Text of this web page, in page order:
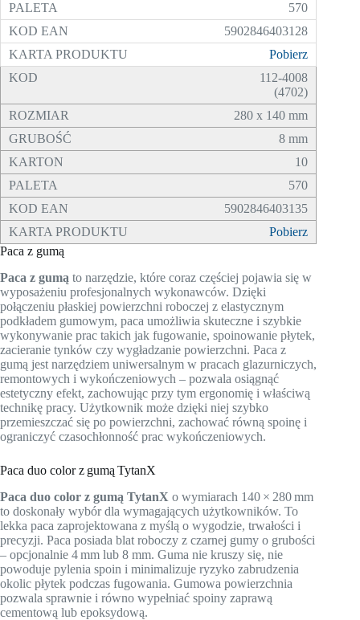
570
5902846403128
Pobierz
112-4008
(4702)
280 x 140 mm
8 mm
10
570
5902846403135
Pobierz
Paca z gumą
Paca z gumą to narzędzie, które coraz częściej pojawia się w
wyposażeniu profesjonalnych wykonawców. Dzięki
połączeniu płaskiej powierzchni roboczej z elastycznym
podkładem gumowym, paca umożliwia skuteczne i szybkie
wykonywanie prac takich jak fugowanie, spoinowanie płytek,
zacieranie tynków czy wygładzanie powierzchni. Paca z
gumą jest narzędziem uniwersalnym w pracach glazurniczych,
remontowych i wykończeniowych – pozwala osiągnąć
estetyczny efekt, zachowując przy tym ergonomię i właściwą
technikę pracy. Użytkownik może dzięki niej szybko
przemieszczać się po powierzchni, zachować równą spoinę i
ograniczyć czasochłonność prac wykończeniowych.
Paca duo color z gumą TytanX
Paca duo color z gumą TytanX o wymiarach 140 × 280 mm
to doskonały wybór dla wymagających użytkowników. To
lekka paca zaprojektowana z myślą o wygodzie, trwałości i
precyzji. Paca posiada blat roboczy z czarnej gumy o grubości
– opcjonalnie 4 mm lub 8 mm. Guma nie kruszy się, nie
powoduje pylenia spoin i minimalizuje ryzyko zabrudzenia
okolic płytek podczas fugowania. Gumowa powierzchnia
pozwala sprawnie i równo wypełniać spoiny zaprawą
cementową lub epoksydową.